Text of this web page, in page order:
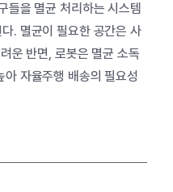
들을 멸균 처리하는 시스템
. 멸균이 필요한 공간은 사
운 반면, 로봇은 멸균 소독
아 자율주행 배송의 필요성